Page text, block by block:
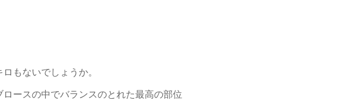
もないでしょうか。
ースの中でバランスのとれた最高の部位